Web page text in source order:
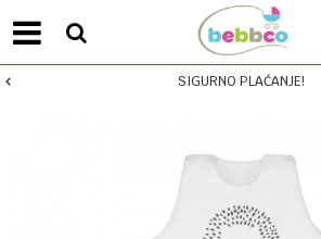
SIGURNO PLAĆANJE!